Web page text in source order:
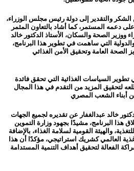
الشكر والتقدير إلى دولة رئيس مجلس الوزراء،
دعمه المستمر، كما أشاد بالتعاون المثمر
الصحة والسكان، الأستاذ الدكتور خالد
التي ساهمت في تطوير هذا البرنامج،
الصحة العامة وتحقيق الأمن الغذائي
السياسات الغذائية التي تحقق فائدة
لتحقيق المزيد من التقدم في هذا المجال
أبناء الشعب المصري
خالد عبدالغفار عن تقديره لجميع الجهات
البرنامج، مشيدًا بجهود وزارة التموين
والهيئة القومية لسلامة الغذاء، بالإضافة
العالمي كشريك استراتيجي، مؤكدًا أن هذا
الفعالة لتحقيق أهداف التنمية المستدامة